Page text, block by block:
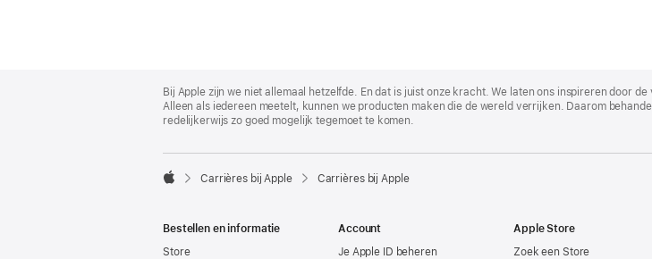
Footer
Bij Apple zijn we niet allemaal hetzelfde. En dat is juist onze kracht. We laten ons inspireren door
Alleen als iedereen meetelt, kunnen we producten maken die de wereld verrijken. Daarom
redelijkerwijs zo goed mogelijk tegemoet te komen.

Carrières bij Apple Carrières bij Apple
Bestellen en informatie
Store
Account
Je Apple ID beheren
Apple Store
Zoek een Store